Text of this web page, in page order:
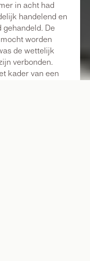
in acht had
handelend en
De
worden
de wettelijk
verbonden.
kader van een